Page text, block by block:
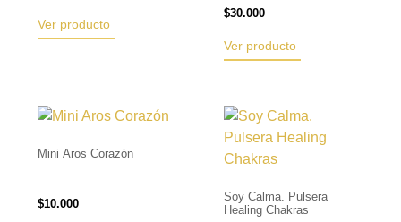
Ver producto
$30.000
Ver producto
Mini Aros Corazón
$10.000
Soy Calma. Pulsera
Healing Chakras